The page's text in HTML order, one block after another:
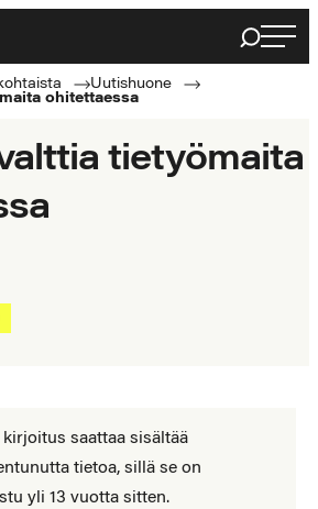
Haku
Uutishuone
ohitettaessa
tietyömaita
kirjoitus saattaa sisältää
tietoa, sillä se on
yli 13 vuotta sitten.